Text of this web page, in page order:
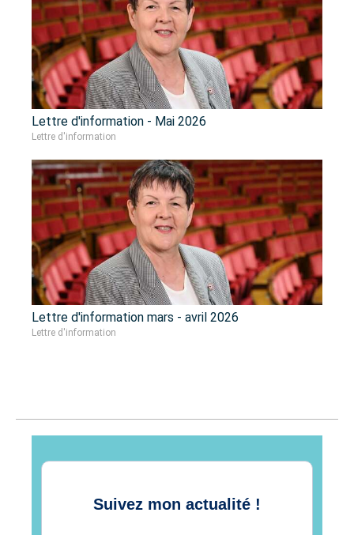
Lettre d'information - Mai 2026
Lettre d'information
Lettre d'information mars - avril 2026
Lettre d'information
Suivez mon actualité !